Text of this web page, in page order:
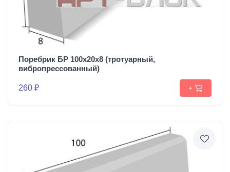
Поребрик БР 100х20х8 (тротуарный,
вибропрессованный)
260 ₽ +